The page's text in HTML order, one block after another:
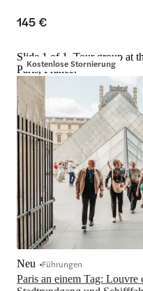
145 €
Kostenlose Stornierung
Slide 1 of 1, Tour group at
Paris, France.
Paris an einem Tag: Louvre
Neu Führungen